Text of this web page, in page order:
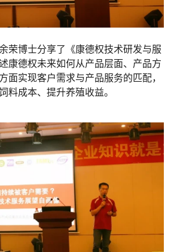
荣博士分享了《康德权技术研发与服
康德权未来如何从产品层面、产品方
面实现客户需求与产品服务的匹配，
料成本、提升养殖收益。